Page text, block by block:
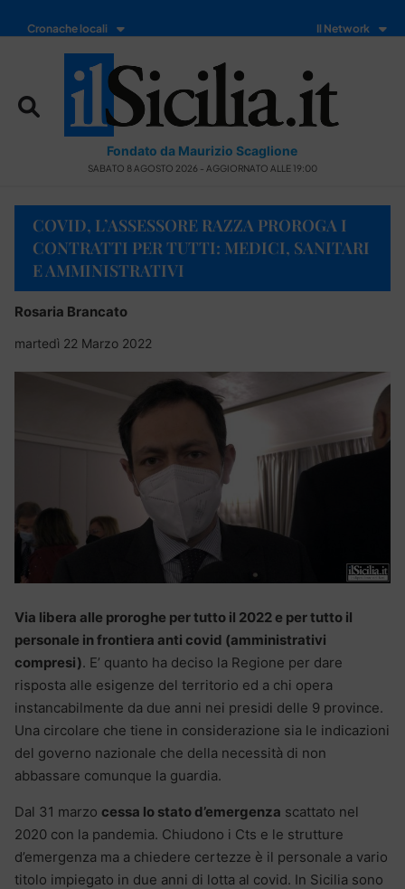
Cronache locali Il Network
Fondato da Maurizio Scaglione
SABATO 8 AGOSTO 2026 - AGGIORNATO ALLE 19:00
COVID, L’ASSESSORE RAZZA PROROGA I
CONTRATTI PER TUTTI: MEDICI, SANITARI
E AMMINISTRATIVI
Rosaria Brancato
martedì 22 Marzo 2022
Via libera alle proroghe per tutto il 2022 e per tutto il
personale in frontiera anti covid (amministrativi
compresi). E’ quanto ha deciso la Regione per dare
risposta alle esigenze del territorio ed a chi opera
instancabilmente da due anni nei presidi delle 9 province.
Una circolare che tiene in considerazione sia le indicazioni
del governo nazionale che della necessità di non
abbassare comunque la guardia.
Dal 31 marzo cessa lo stato d’emergenza scattato nel
2020 con la pandemia. Chiudono i Cts e le strutture
d’emergenza ma a chiedere certezze è il personale a vario
titolo impiegato in due anni di lotta al covid. In Sicilia sono